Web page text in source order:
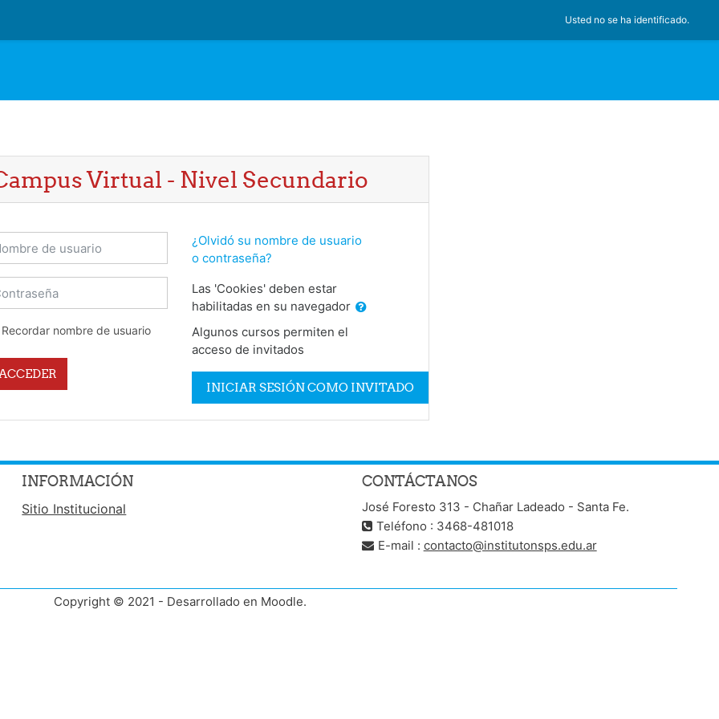
Usted no se ha identificado.
Virtual - Nivel Secundario
de usuario
Recordar nombre de usuario
¿Olvidó su nombre de usuario
o contraseña?
Las 'Cookies' deben estar
habilitadas en su navegador
Algunos cursos permiten el
acceso de invitados
INICIAR SESIÓN COMO INVITADO
INFORMACIÓN
Sitio Institucional
CONTÁCTANOS
José Foresto 313 - Chañar Ladeado - Santa Fe.
Teléfono : 3468-481018
E-mail : contacto@institutonsps.edu.ar
Copyright © 2021 - Desarrollado en Moodle.